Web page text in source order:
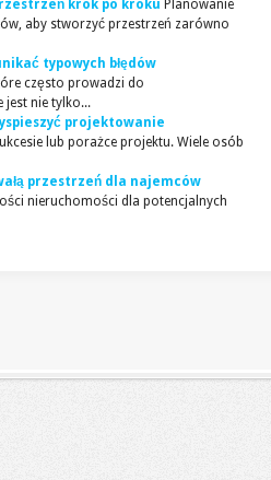
krok po kroku Planowanie
aby stworzyć przestrzeń zarówno
typowych błędów
często prowadzi do
jest nie tylko...
projektowanie
lub porażce projektu. Wiele osób
przestrzeń dla najemców
nieruchomości dla potencjalnych